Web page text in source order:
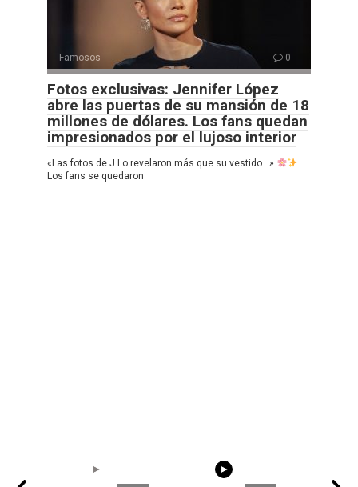
Famosos 0
Fotos exclusivas: Jennifer López
abre las puertas de su mansión de 18
millones de dólares. Los fans quedan
impresionados por el lujoso interior
«Las fotos de J.Lo revelaron más que su vestido…»
Los fans se quedaron